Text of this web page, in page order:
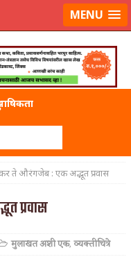
कराMENU
(COPPER)
ते औरंगजेब : एक अद्भूत प्रवास
प्रवास
मुलाखत अशी एक,व्यक्तीचित्रे